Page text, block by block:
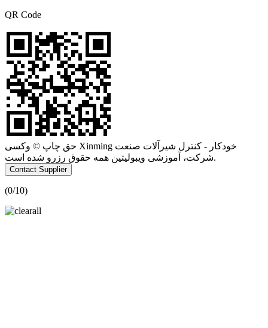
QR Code
حق چاپ © وکسی Xinming خودکار - کنترل شیرآلات صنعت
شرکت، آموزشی ویبولیتین همه حقوق رزرو شده است.
Contact Supplier
(0/10)